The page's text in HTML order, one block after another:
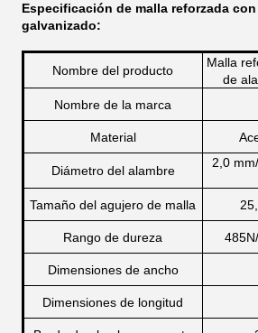
Especificación de malla reforzada
galvanizado:
Nombre del producto
Malla
de
Nombre de la marca
Material
Diámetro del alambre
2,0
Tamaño del agujero de malla
Rango de dureza
Dimensiones de ancho
Dimensiones de longitud